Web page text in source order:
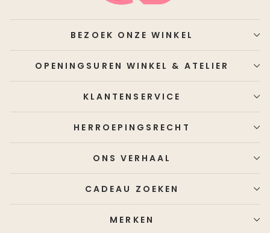
BEZOEK ONZE WINKEL
OPENINGSUREN WINKEL & ATELIER
KLANTENSERVICE
HERROEPINGSRECHT
ONS VERHAAL
CADEAU ZOEKEN
MERKEN